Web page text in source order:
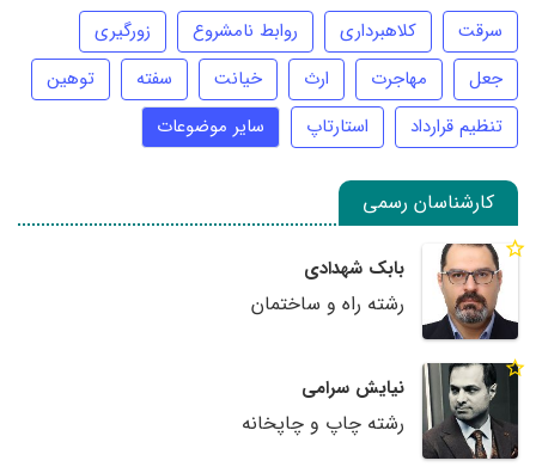
سرقت کلاهبرداری روابط نامشروع
زورگیری
جعل
مهاجرت ارث خیانت سفته
توهین
تنظیم قرارداد
استارتاپ سایر موضوعات
کارشناسان رسمی
بابک شهدادی
رشته راه و ساختمان
نیایش سرامی
رشته چاپ و چاپخانه